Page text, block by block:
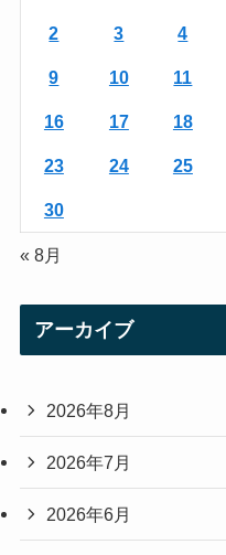
2 3 4
9 10 11
16 17 18
23 24 25
30
« 8月
アーカイブ
2026年8月
2026年7月
2026年6月